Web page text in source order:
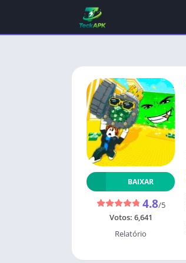
BAIXAR
4.8/5
Votos: 6,641
Relatório